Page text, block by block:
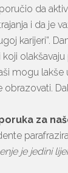
da
i da je
karijeri”.
olakšavaju
mogu lakše
za
je jedini